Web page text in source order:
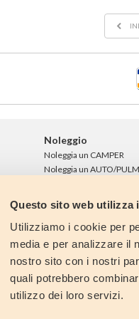
Questo sito web utilizza
Utilizziamo i cookie per
media e per analizzare il
nostro sito con i nostri
quali potrebbero
utilizzo dei loro servizi.
Noleggio
Noleggia un CAMPER
Noleggia un AUTO/
Noleggio One Way
Fly & Drive
Accessori noleggio
FAQ: domande e risposte
Condizioni di noleggio
Last minute!
Noleggio a Lungo Termine